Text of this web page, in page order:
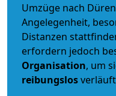
Umzüge nach
Angelegenheit,
Distanzen
erfordern jedoch
Organisation, um
reibungslos